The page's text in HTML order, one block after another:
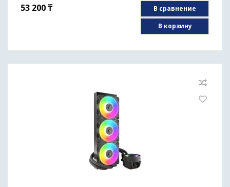
53 200₸
В сравнение
В корзину